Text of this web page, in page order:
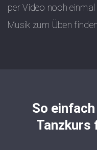
per Video noch
Musik zum Üben
So
Tanzkurs